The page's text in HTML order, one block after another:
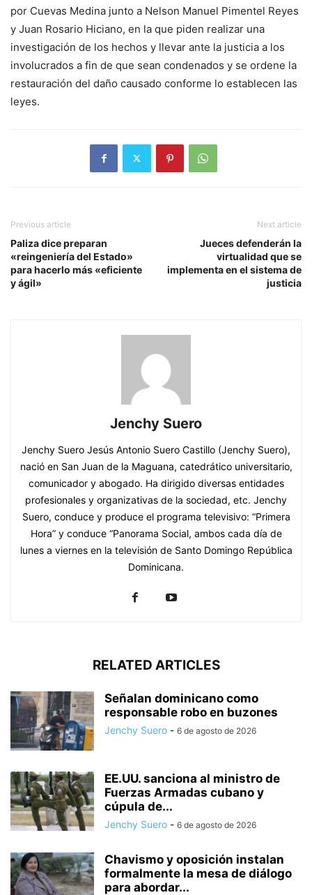
por Cuevas Medina junto a Nelson Manuel Pimentel Reyes
y Juan Rosario Hiciano, en la que piden realizar una
investigación de los hechos y llevar ante la justicia a los
involucrados a fin de que sean condenados y se ordene la
restauración del daño causado conforme lo establecen las
leyes.
Previous article
Paliza dice preparan
«reingeniería del Estado»
para hacerlo más «eficiente
y ágil»
Next article
Jueces defenderán la
virtualidad que se
implementa en el sistema de
justicia
Jenchy Suero
Jenchy Suero Jesús Antonio Suero Castillo (Jenchy Suero),
nació en San Juan de la Maguana, catedrático universitario,
comunicador y abogado. Ha dirigido diversas entidades
profesionales y organizativas de la sociedad, etc. Jenchy
Suero, conduce y produce el programa televisivo: “Primera
Hora” y conduce “Panorama Social, ambos cada día de
lunes a viernes en la televisión de Santo Domingo República
Dominicana.
RELATED ARTICLES
Señalan dominicano como
responsable robo en buzones
Jenchy Suero - 6 de agosto de 2026
EE.UU. sanciona al ministro de
Fuerzas Armadas cubano y
cúpula de...
Jenchy Suero - 6 de agosto de 2026
Chavismo y oposición instalan
formalmente la mesa de diálogo
para abordar...